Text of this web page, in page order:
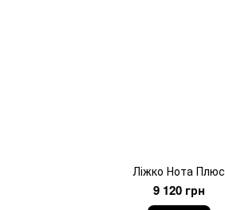
Ліжко Нота Плюс
9 120 грн